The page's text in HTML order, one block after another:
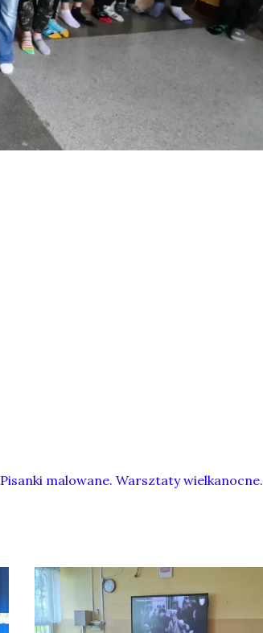
Pisanki malowane. Warsztaty wielkanocne.